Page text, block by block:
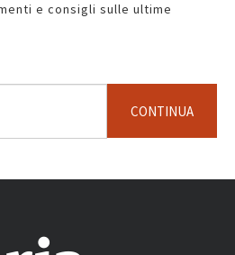
e consigli sulle ultime
CONTINUA